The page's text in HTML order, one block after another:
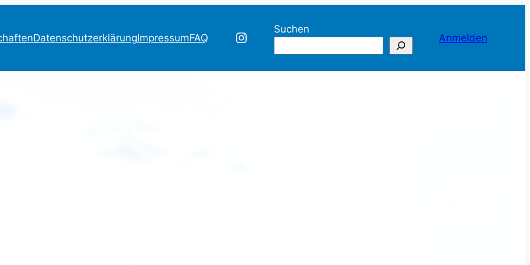
DatenschutzerklärungImpressumFAQ Instagram
Suchen
Anmelden